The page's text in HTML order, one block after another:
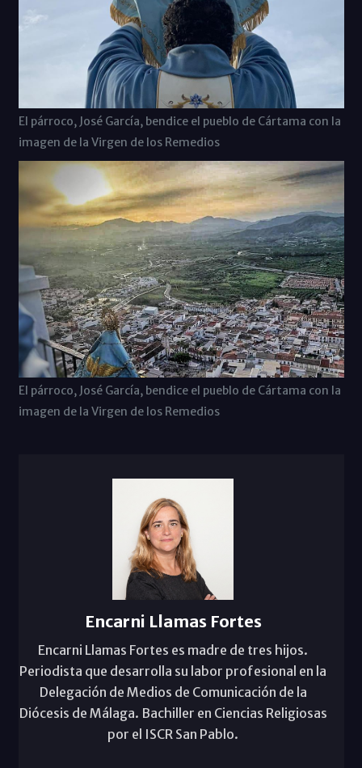
El párroco, José García, bendice el pueblo de Cártama con la
imagen de la Virgen de los Remedios
El párroco, José García, bendice el pueblo de Cártama con la
imagen de la Virgen de los Remedios
Encarni Llamas Fortes
Encarni Llamas Fortes es madre de tres hijos.
Periodista que desarrolla su labor profesional en la
Delegación de Medios de Comunicación de la
Diócesis de Málaga. Bachiller en Ciencias Religiosas
por el ISCR San Pablo.